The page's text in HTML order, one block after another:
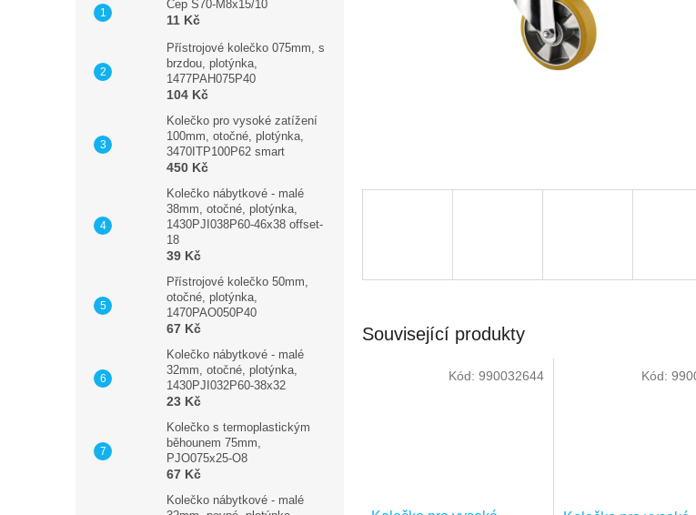
Čep S70-M8x15/10
11 Kč
Přístrojové kolečko 075mm, s
brzdou, plotýnka,
1477PAH075P40
104 Kč
Kolečko pro vysoké zatížení
100mm, otočné, plotýnka,
3470ITP100P62 smart
450 Kč
Kolečko nábytkové - malé
38mm, otočné, plotýnka,
1430PJI038P60-46x38 offset-
18
39 Kč
Přístrojové kolečko 50mm,
otočné, plotýnka,
1470PAO050P40
67 Kč
Kolečko nábytkové - malé
32mm, otočné, plotýnka,
1430PJI032P60-38x32
23 Kč
Kolečko s termoplastickým
běhounem 75mm,
PJO075x25-O8
67 Kč
Kolečko nábytkové - malé
Související produkty
Kód: 990032644 Kód: